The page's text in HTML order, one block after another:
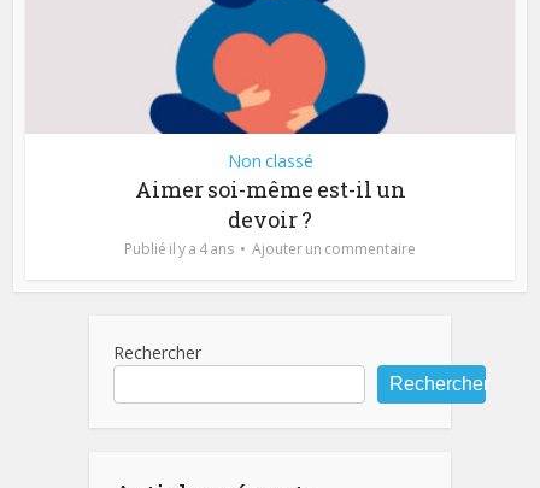
Non classé
Aimer soi-même est-il un
devoir ?
Publié il y a 4 ans Ajouter un commentaire
Rechercher
Rechercher